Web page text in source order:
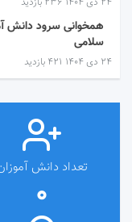
همخوانی سرود دانش
سلامی
۲۴ دی ۱۴۰۴ 421 بازدید
تعداد دانش
0